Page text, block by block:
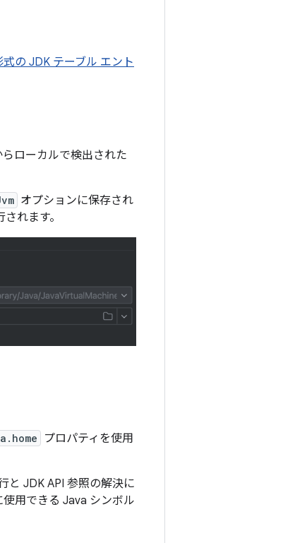
式の JDK テーブル エント
ローカルで検出された
オプションに保存され
れます。
プロパティを使用
と JDK API 参照の解決に
用できる Java シンボル